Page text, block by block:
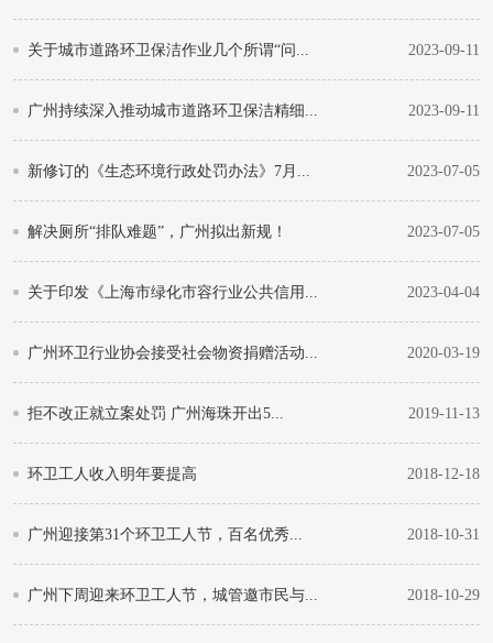
关于城市道路环卫保洁作业几个所谓“问... 2023-09-11
广州持续深入推动城市道路环卫保洁精细... 2023-09-11
新修订的《生态环境行政处罚办法》7月... 2023-07-05
解决厕所“排队难题”，广州拟出新规！ 2023-07-05
关于印发《上海市绿化市容行业公共信用... 2023-04-04
广州环卫行业协会接受社会物资捐赠活动... 2020-03-19
拒不改正就立案处罚 广州海珠开出5... 2019-11-13
环卫工人收入明年要提高 2018-12-18
广州迎接第31个环卫工人节，百名优秀... 2018-10-31
广州下周迎来环卫工人节，城管邀市民与... 2018-10-29